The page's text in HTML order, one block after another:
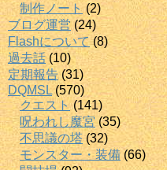
制作ノート (2)
ブログ運営 (24)
Flashについて(8)
過去話(10)
定期報告 (31)
DQMSL(570)
クエスト(141)
呪われし魔宮 (35)
不思議の塔(32)
モンスター・装備 (66)